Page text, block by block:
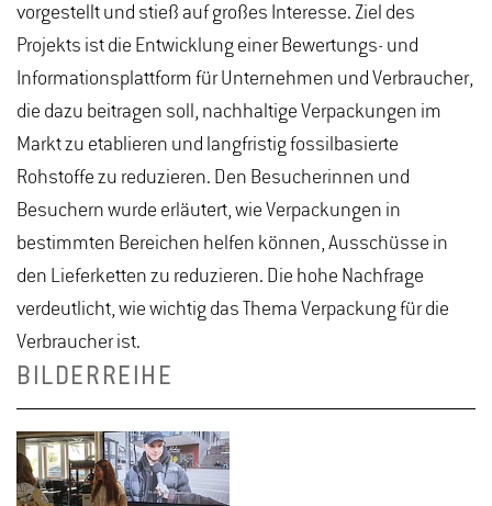
vorgestellt und stieß auf großes Interesse. Ziel des
Projekts ist die Entwicklung einer Bewertungs- und
Informationsplattform für Unternehmen und Verbraucher,
die dazu beitragen soll, nachhaltige Verpackungen im
Markt zu etablieren und langfristig fossilbasierte
Rohstoffe zu reduzieren. Den Besucherinnen und
Besuchern wurde erläutert, wie Verpackungen in
bestimmten Bereichen helfen können, Ausschüsse in
den Lieferketten zu reduzieren. Die hohe Nachfrage
verdeutlicht, wie wichtig das Thema Verpackung für die
Verbraucher ist.
BILDERREIHE